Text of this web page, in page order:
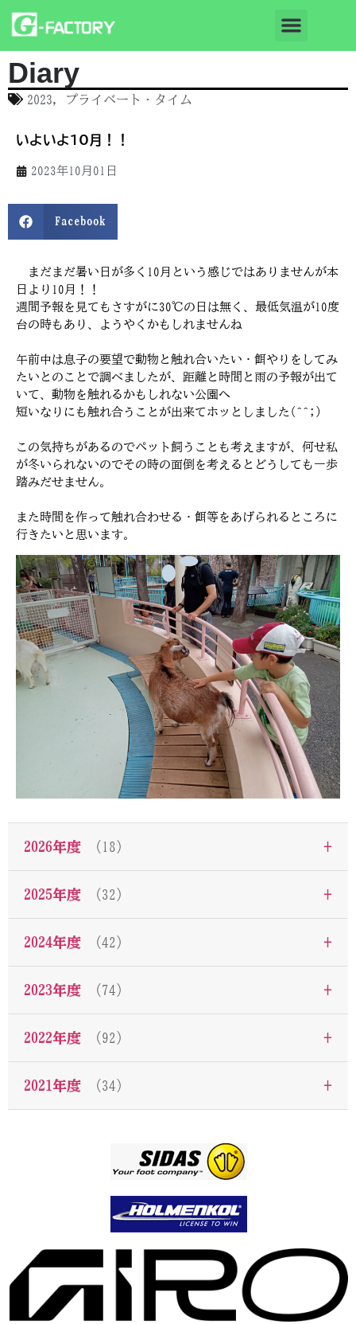
Diary
2023, プライベート・タイム
いよいよ10月！！
2023年10月01日
Facebook
まだまだ暑い日が多く10月という感じではありませんが本
日より10月！！
週間予報を見てもさすがに30℃の日は無く、最低気温が10度
台の時もあり、ようやくかもしれませんね
午前中は息子の要望で動物と触れ合いたい・餌やりをしてみ
たいとのことで調べましたが、距離と時間と雨の予報が出て
いて、動物を触れるかもしれない公園へ
短いなりにも触れ合うことが出来てホッとしました(^^;)
この気持ちがあるのでペット飼うことも考えますが、何せ私
が冬いられないのでその時の面倒を考えるとどうしても一歩
踏みだせません。
また時間を作って触れ合わせる・餌等をあげられるところに
行きたいと思います。
2026年度 （18） +
2025年度 （32） +
2024年度 （42） +
2023年度 （74） +
2022年度 （92） +
2021年度 （34） +